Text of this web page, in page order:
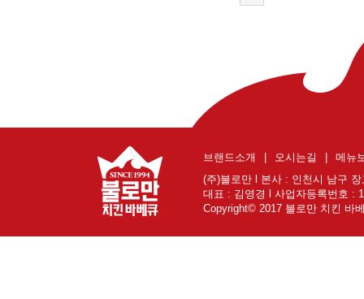
브랜드소개 오시는길
메뉴
(주)불로만 l 본사 : 인천시 남구
대표 : 김영경 l 사업자등록번호 :
Copyright© 2017 불로만 치킨 바